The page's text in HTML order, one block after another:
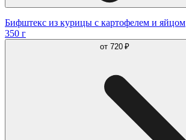
Бифштекс из курицы с картофелем и яйцом
350 г
от 720 ₽